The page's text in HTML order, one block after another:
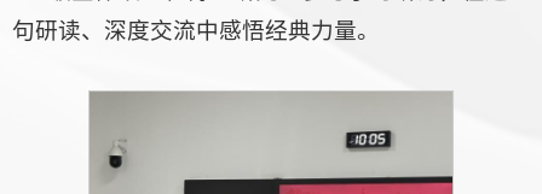
句研读、深度交流中感悟经典力量。